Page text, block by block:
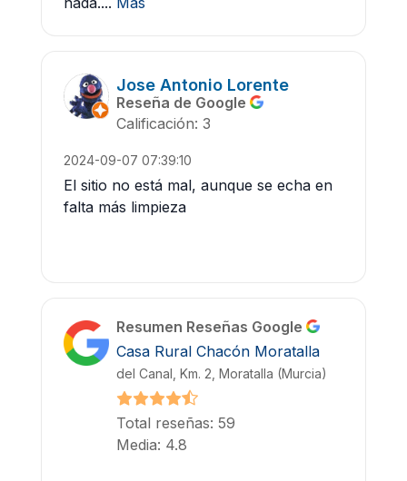
Jose Antonio Lorente
Reseña de Google
Calificación: 3
2024-09-07 07:39:10
El sitio no está mal, aunque se echa en
falta más limpieza
Resumen Reseñas Google
Casa Rural Chacón Moratalla
del Canal, Km. 2, Moratalla (Murcia)
Total reseñas: 59
Media: 4.8